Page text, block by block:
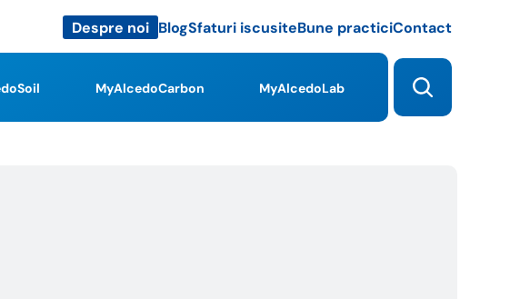
MyAlcedoCarbon MyAlcedoLab
Despre noi BlogSfaturi iscusiteBune practiciContact